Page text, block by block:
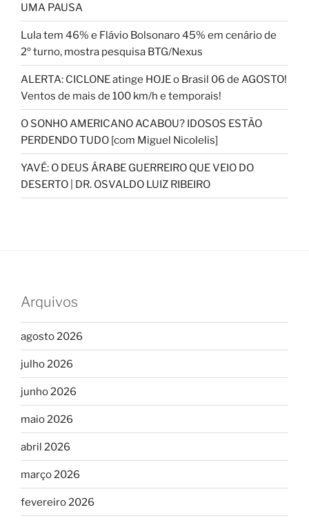
UMA PAUSA
Lula tem 46% e Flávio Bolsonaro 45% em cenário de
2º turno, mostra pesquisa BTG/Nexus
ALERTA: CICLONE atinge HOJE o Brasil 06 de AGOSTO!
Ventos de mais de 100 km/h e temporais!
O SONHO AMERICANO ACABOU? IDOSOS ESTÃO
PERDENDO TUDO [com Miguel Nicolelis]
YAVÉ: O DEUS ÁRABE GUERREIRO QUE VEIO DO
DESERTO | DR. OSVALDO LUIZ RIBEIRO
Arquivos
agosto 2026
julho 2026
junho 2026
maio 2026
abril 2026
março 2026
fevereiro 2026